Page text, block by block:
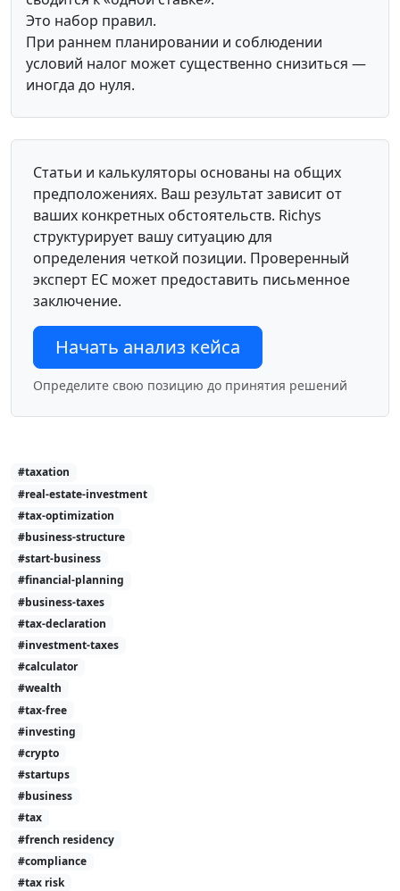
Это набор правил.
При раннем планировании и соблюдении
условий налог может существенно снизиться —
иногда до нуля.
Статьи и калькуляторы основаны на общих
предположениях. Ваш результат зависит от
ваших конкретных обстоятельств. Richys
структурирует вашу ситуацию для
определения четкой позиции. Проверенный
эксперт ЕС может предоставить письменное
заключение.
Начать анализ кейса
Определите свою позицию до принятия решений
#taxation
#real-estate-investment
#tax-optimization
#business-structure
#start-business
#financial-planning
#business-taxes
#tax-declaration
#investment-taxes
#calculator
#wealth
#tax-free
#investing
#crypto
#startups
#business
#tax
#french residency
#compliance
#tax risk